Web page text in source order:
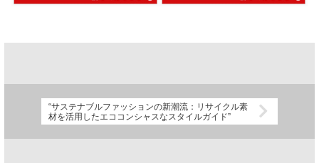
“サステナブルファッションの新潮流：リサイクル素
材を活用したエココンシャスなスタイルガイド”